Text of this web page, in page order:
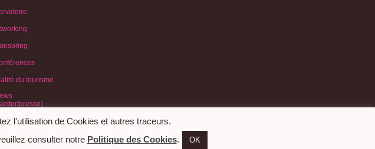
du tourisme
presse)
Mentions légales|
l’utilisation de Cookies et autres traceurs.
consulter notre Politique des Cookies. OK